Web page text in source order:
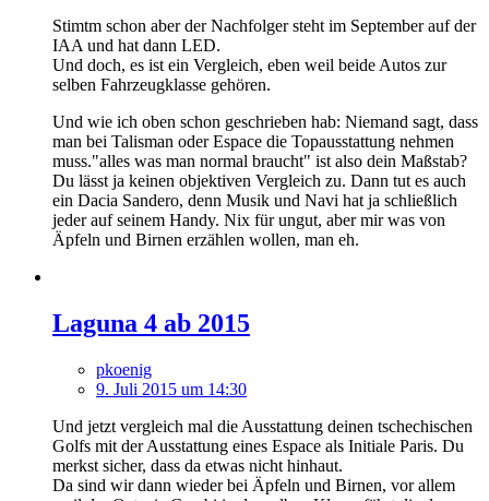
Stimtm schon aber der Nachfolger steht im September auf der
IAA und hat dann LED.
Und doch, es ist ein Vergleich, eben weil beide Autos zur
selben Fahrzeugklasse gehören.
Und wie ich oben schon geschrieben hab: Niemand sagt, dass
man bei Talisman oder Espace die Topausstattung nehmen
muss."alles was man normal braucht" ist also dein Maßstab?
Du lässt ja keinen objektiven Vergleich zu. Dann tut es auch
ein Dacia Sandero, denn Musik und Navi hat ja schließlich
jeder auf seinem Handy. Nix für ungut, aber mir was von
Äpfeln und Birnen erzählen wollen, man eh.
Laguna 4 ab 2015
pkoenig
9. Juli 2015 um 14:30
Und jetzt vergleich mal die Ausstattung deinen tschechischen
Golfs mit der Ausstattung eines Espace als Initiale Paris. Du
merkst sicher, dass da etwas nicht hinhaut.
Da sind wir dann wieder bei Äpfeln und Birnen, vor allem